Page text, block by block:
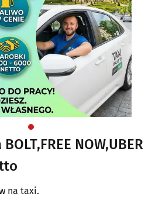
NOW,UBER
na taxi.